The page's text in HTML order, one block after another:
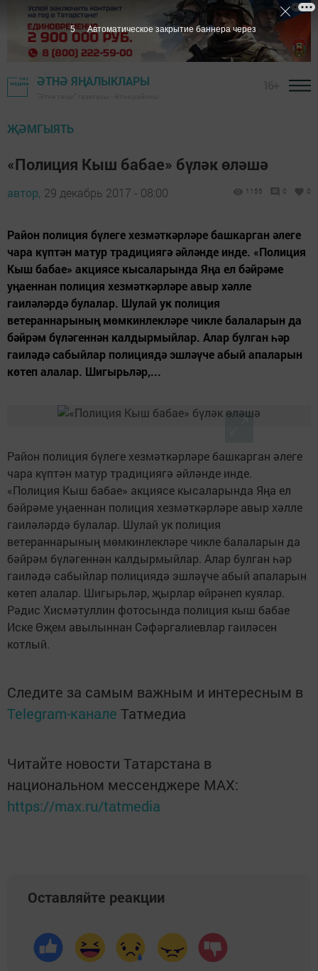
ӘТНӘ ЯҢАЛЫКЛАРЫ
ҖӘМГЫЯТЬ
«Полиция Кыш бабае» бүләк өләшә
автор, 29 декабрь 2017 - 08:00 1155 0 0
Район полиция бүлеге хезмәткәрләре башкарган әлеге
чара күптән матур традициягә әйләнде инде. «Полиция
Кыш бабае» акциясе кысаларында Яңа ел бәйрәме
уңаеннан полиция хезмәткәрләре авыр хәлле
гаиләләрдә булалар. Шулай ук полиция
ветераннарының мөмкинлекләре чикле балаларын да
бәйрәм бүләгеннән калдырмыйлар. Алар булган һәр
гаиләдә сабыйлар полициядә эшләүче абый апаларын
көтеп алалар. Шигырьләр,...
Район полиция бүлеге хезмәткәрләре башкарган әлеге
чара күптән матур традициягә әйләнде инде.
«Полиция Кыш бабае» акциясе кысаларында Яңа ел
бәйрәме уңаеннан полиция хезмәткәрләре авыр хәлле
гаиләләрдә булалар. Шулай ук полиция
ветераннарының мөмкинлекләре чикле балаларын да
бәйрәм бүләгеннән калдырмыйлар. Алар булган һәр
гаиләдә сабыйлар полициядә эшләүче абый апаларын
көтеп алалар. Шигырьләр, җырлар өйрәнеп куялар.
Рәдис Хисмәтуллин фотосында полиция кыш бабае
Иске Өҗем авылыннан Сәфәргалиевлар гаиләсен
котлый.
Следите за самым важным и интересным в
Telegram-канале Татмедиа
Читайте новости Татарстана в
национальном мессенджере MАХ:
https://max.ru/tatmedia
Оставляйте реакции
5 Автоматическое закрытие баннера через